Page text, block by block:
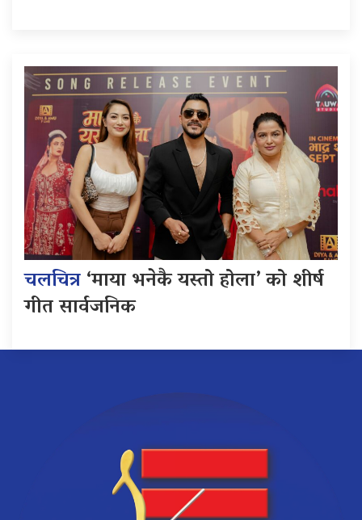
चलचित्र‘माया भनेकै यस्तो होला’ को शीर्ष
गीत सार्वजनिक